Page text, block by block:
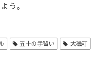
う。
五十の手習い
大磯町